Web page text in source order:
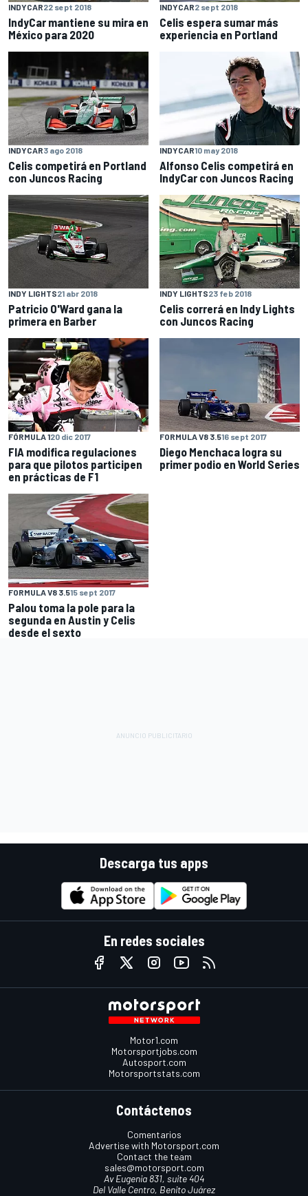
INDYCAR22 sept 2018
IndyCar mantiene su mira en
México para 2020
INDYCAR2 sept 2018
Celis espera sumar más
experiencia en Portland
INDYCAR3 ago 2018
Celis competirá en Portland
con Juncos Racing
INDYCAR10 may 2018
Alfonso Celis competirá en
IndyCar con Juncos Racing
INDY LIGHTS21 abr 2018
Patricio O'Ward gana la
primera en Barber
INDY LIGHTS23 feb 2018
Celis correrá en Indy Lights
con Juncos Racing
FÓRMULA 120 dic 2017
FIA modifica regulaciones
para que pilotos participen
en prácticas de F1
FORMULA V8 3.516 sept 2017
Diego Menchaca logra su
primer podio en World Series
FORMULA V8 3.515 sept 2017
Palou toma la pole para la
segunda en Austin y Celis
desde el sexto
Descarga tus apps
En redes sociales
Motor1.com
Motorsportjobs.com
Autosport.com
Motorsportstats.com
Contáctenos
Comentarios
Advertise with Motorsport.com
Contact the team
sales@motorsport.com
Av Eugenia 831, suite 404
Del Valle Centro, Benito Juárez